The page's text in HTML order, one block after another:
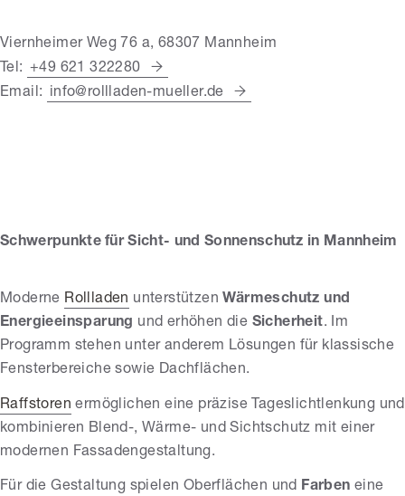
Viernheimer Weg 76 a, 68307 Mannheim
Tel: +49 621 322280
Email:
info@rollladen-mueller.de
Schwerpunkte für Sicht- und Sonnenschutz in Mannheim
Moderne Rollladen unterstützen Wärmeschutz und
Energieeinsparung und erhöhen die Sicherheit. Im
Programm stehen unter anderem Lösungen für klassische
Fensterbereiche sowie Dachflächen.
Raffstoren ermöglichen eine präzise Tageslichtlenkung und
kombinieren Blend-, Wärme- und Sichtschutz mit einer
modernen Fassadengestaltung.
Für die Gestaltung spielen Oberflächen und Farben eine